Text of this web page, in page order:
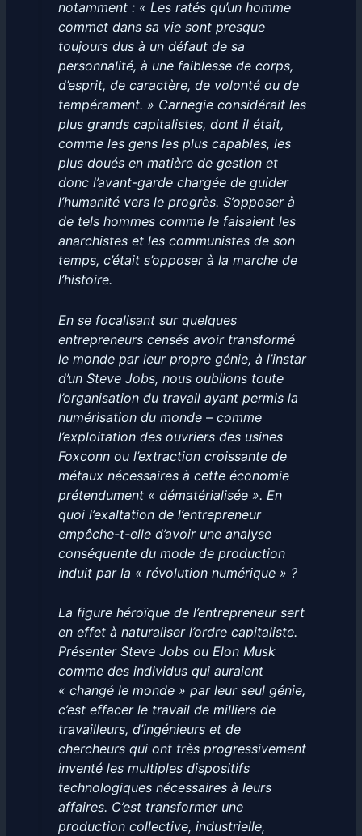
notamment : « Les ratés qu’un homme
commet dans sa vie sont presque
toujours dus à un défaut de sa
personnalité, à une faiblesse de corps,
d’esprit, de caractère, de volonté ou de
tempérament. » Carnegie considérait les
plus grands capitalistes, dont il était,
comme les gens les plus capables, les
plus doués en matière de gestion et
donc l’avant-garde chargée de guider
l’humanité vers le progrès. S’opposer à
de tels hommes comme le faisaient les
anarchistes et les communistes de son
temps, c’était s’opposer à la marche de
l’histoire.
En se focalisant sur quelques
entrepreneurs censés avoir transformé
le monde par leur propre génie, à l’instar
d’un Steve Jobs, nous oublions toute
l’organisation du travail ayant permis la
numérisation du monde – comme
l’exploitation des ouvriers des usines
Foxconn ou l’extraction croissante de
métaux nécessaires à cette économie
prétendument « dématérialisée ». En
quoi l’exaltation de l’entrepreneur
empêche-t-elle d’avoir une analyse
conséquente du mode de production
induit par la « révolution numérique » ?
La figure héroïque de l’entrepreneur sert
en effet à naturaliser l’ordre capitaliste.
Présenter Steve Jobs ou Elon Musk
comme des individus qui auraient
« changé le monde » par leur seul génie,
c’est effacer le travail de milliers de
travailleurs, d’ingénieurs et de
chercheurs qui ont très progressivement
inventé les multiples dispositifs
technologiques nécessaires à leurs
affaires. C’est transformer une
production collective, industrielle,